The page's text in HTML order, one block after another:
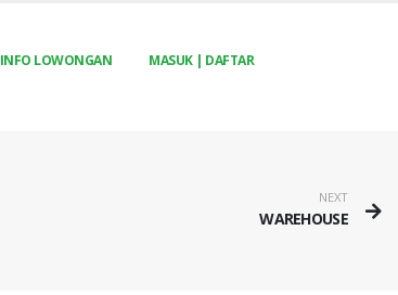
INFO LOWONGAN MASUK | DAFTAR
NEXT
WAREHOUSE